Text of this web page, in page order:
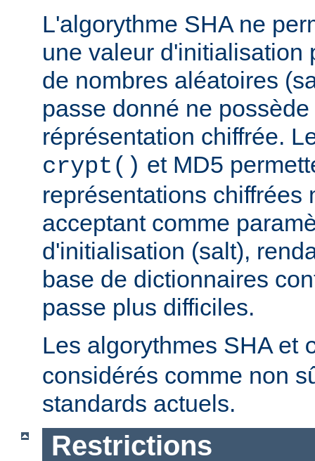
L'algorythme SHA ne
une valeur d'initialisation
de nombres aléatoires
passe donné ne
réprésentation chiffrée.
crypt() et MD5
représentations chiffrées
acceptant comme
d'initialisation (salt),
base de dictionnaires
passe plus difficiles.
Les algorythmes SHA et
considérés comme non
standards actuels.
Restrictions